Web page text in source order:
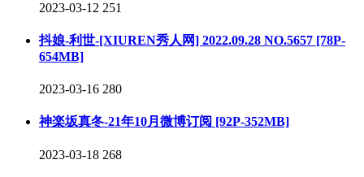
2023-03-12 251
抖娘-利世-[XIUREN秀人网] 2022.09.28 NO.5657 [78P-
654MB]
2023-03-16 280
神楽坂真冬-21年10月微博订阅 [92P-352MB]
2023-03-18 268